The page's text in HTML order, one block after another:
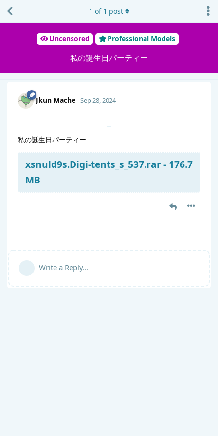
Uncensored Professional Models
私の誕生日パーティー
1 of 1 post
Jkun Mache Sep 28, 2024
私の誕生日パーティー
xsnuld9s.Digi-tents_s_537.rar - 176.7
MB
Write a Reply...